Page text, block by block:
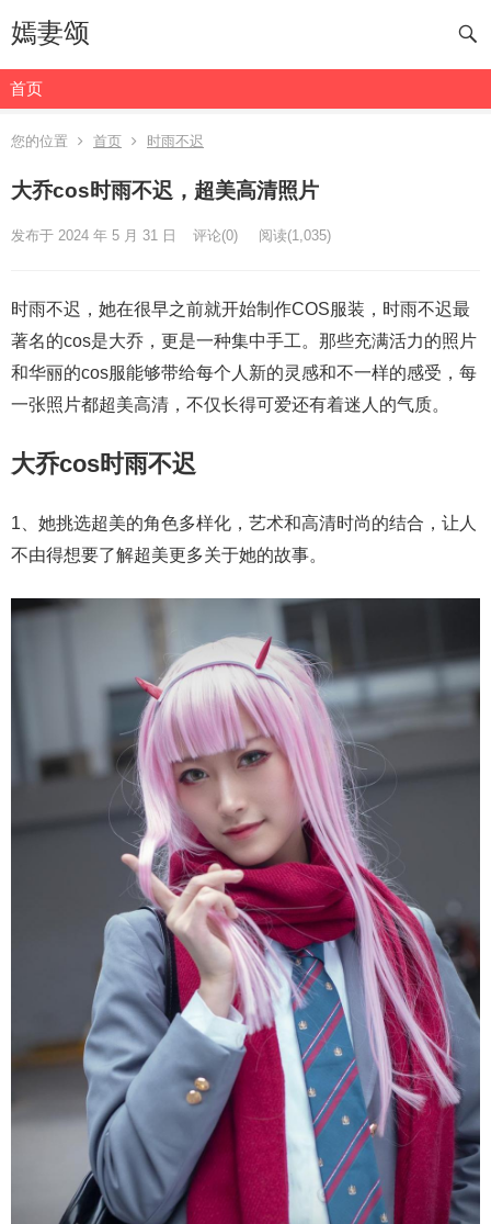
嫣妻颂
首页
您的位置 首页 时雨不迟
大乔cos时雨不迟，超美高清照片
发布于 2024 年 5 月 31 日 评论(0) 阅读(1,035)
时雨不迟，她在很早之前就开始制作COS服装，时雨不迟最
著名的cos是大乔，更是一种集中手工。那些充满活力的照片
和华丽的cos服能够带给每个人新的灵感和不一样的感受，每
一张照片都超美高清，不仅长得可爱还有着迷人的气质。
大乔cos时雨不迟
1、她挑选超美的角色多样化，艺术和高清时尚的结合，让人
不由得想要了解超美更多关于她的故事。